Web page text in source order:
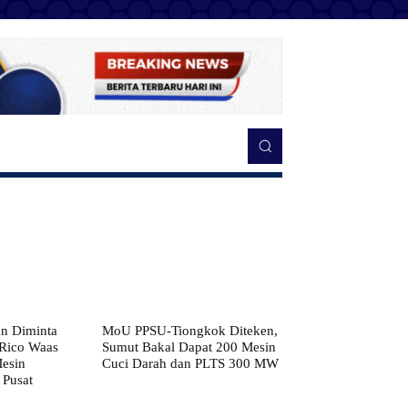
Diminta
Waas
MoU PPSU-Tiongkok Diteken,
Sumut Bakal Dapat 200 Mesin
Cuci Darah dan PLTS 300 MW